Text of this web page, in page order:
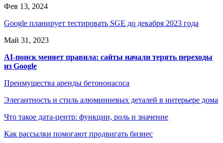
Фев 13, 2024
Google планирует тестировать SGE до декабря 2023 года
Май 31, 2023
AI-поиск меняет правила: сайты начали терять переходы
из Google
Преимущества аренды бетононасоса
Элегантность и стиль алюминиевых деталей в интерьере дома
Что такое дата-центр: функции, роль и значение
Как рассылки помогают продвигать бизнес